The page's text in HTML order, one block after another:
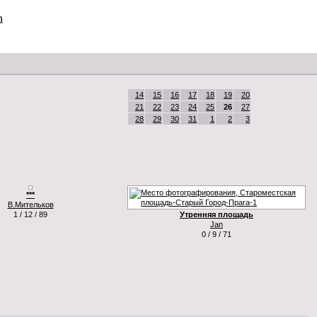
14 15 16 17 18 19
20
21
22 23 24 25 26
27
28
29 30 31 1 2 3
***
В.Мительков
1 / 12 / 89
Утренняя площадь
Jan
0 / 9 / 71